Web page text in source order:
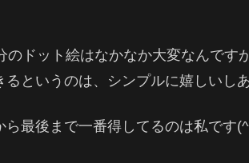
のドット絵はなかなか大変なんです
というのは、シンプルに嬉しいし
ら最後まで一番得してるのは私です